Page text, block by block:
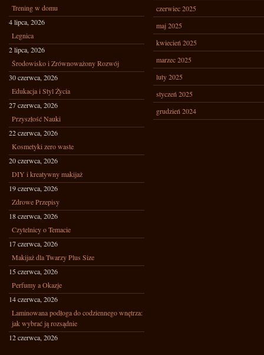
Trening w domu
4 lipca, 2026
Legnica
2 lipca, 2026
Środowisko i Zrównoważony Rozwój
30 czerwca, 2026
Edukacja i Styl Życia
27 czerwca, 2026
Przyszłość Nauki
22 czerwca, 2026
Kosmetyki zero waste
20 czerwca, 2026
DIY i kreatywny makijaż
19 czerwca, 2026
Zdrowe Przepisy
18 czerwca, 2026
Czytelnicy o Temacie
17 czerwca, 2026
Makijaż dla Twarzy Plus Size
15 czerwca, 2026
Perfumy a Okazje
14 czerwca, 2026
Laminowana podłoga do codziennego wnętrza:
jak wybrać ją rozsądnie
12 czerwca, 2026
czerwiec 2025
maj 2025
kwiecień 2025
marzec 2025
luty 2025
styczeń 2025
grudzień 2024